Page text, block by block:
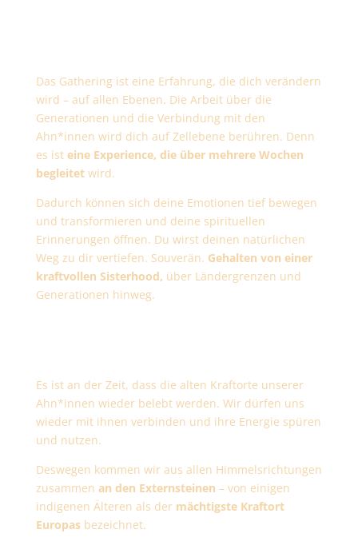
Das Gathering ist eine Erfahrung, die dich verändern
wird – auf allen Ebenen. Die Arbeit über die
Generationen und die Verbindung mit den
Ahn*innen wird dich auf Zellebene berühren. Denn
es ist eine Experience, die über mehrere Wochen
begleitetwird.
Dadurch können sich deine Emotionen tief bewegen
und transformieren und deine spirituellen
Erinnerungen öffnen. Du wirst deinen natürlichen
Weg zu dir vertiefen. Souverän. Gehalten von einer
kraftvollen Sisterhood, über Ländergrenzen und
Generationen hinweg.
Es ist an der Zeit, dass die alten Kraftorte unserer
Ahn*innen wieder belebt werden. Wir dürfen uns
wieder mit ihnen verbinden und ihre Energie spüren
und nutzen.
Deswegen kommen wir aus allen Himmelsrichtungen
zusammen an den Externsteinen – von einigen
indigenen Älteren als dermächtigste Kraftort
Europasbezeichnet.